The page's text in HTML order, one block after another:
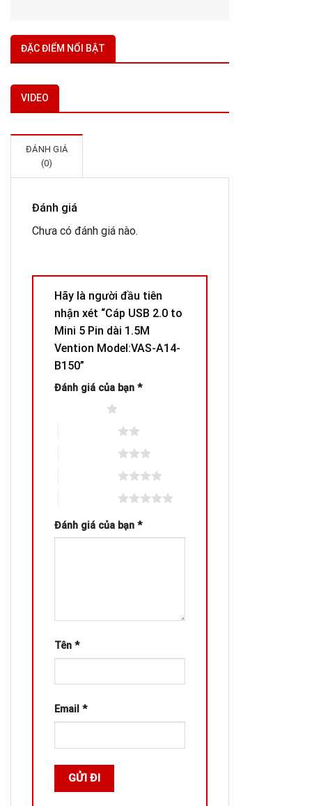
ĐẶC ĐIỂM NỔI BẬT
VIDEO
ĐÁNH GIÁ
(0)
Đánh giá
Chưa có đánh giá nào.
Hãy là người đầu tiên
nhận xét “Cáp USB 2.0 to
Mini 5 Pin dài 1.5M
Vention Model:VAS-A14-
B150”
Đánh giá của bạn *
Đánh giá của bạn *
Tên *
Email *